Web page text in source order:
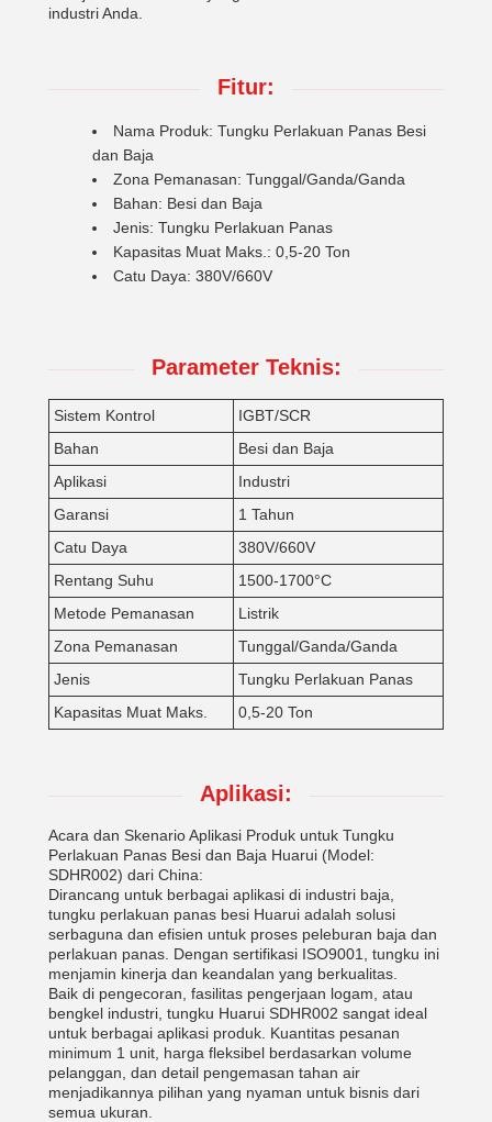
industri Anda.
Fitur:
Nama Produk: Tungku Perlakuan Panas Besi
dan Baja
Zona Pemanasan: Tunggal/Ganda/Ganda
Bahan: Besi dan Baja
Jenis: Tungku Perlakuan Panas
Kapasitas Muat Maks.: 0,5-20 Ton
Catu Daya: 380V/660V
Parameter Teknis:
Sistem Kontrol
IGBT/SCR
Bahan
Besi dan Baja
Aplikasi
Industri
Garansi
1 Tahun
Catu Daya
380V/660V
Rentang Suhu
1500-1700°C
Metode Pemanasan
Listrik
Zona Pemanasan
Tunggal/Ganda/Ganda
Jenis
Tungku Perlakuan Panas
Kapasitas Muat Maks.
0,5-20 Ton
Aplikasi:
Acara dan Skenario Aplikasi Produk untuk Tungku
Perlakuan Panas Besi dan Baja Huarui (Model:
SDHR002) dari China:
Dirancang untuk berbagai aplikasi di industri baja,
tungku perlakuan panas besi Huarui adalah solusi
serbaguna dan efisien untuk proses peleburan baja dan
perlakuan panas. Dengan sertifikasi ISO9001, tungku ini
menjamin kinerja dan keandalan yang berkualitas.
Baik di pengecoran, fasilitas pengerjaan logam, atau
bengkel industri, tungku Huarui SDHR002 sangat ideal
untuk berbagai aplikasi produk. Kuantitas pesanan
minimum 1 unit, harga fleksibel berdasarkan volume
pelanggan, dan detail pengemasan tahan air
menjadikannya pilihan yang nyaman untuk bisnis dari
semua ukuran.